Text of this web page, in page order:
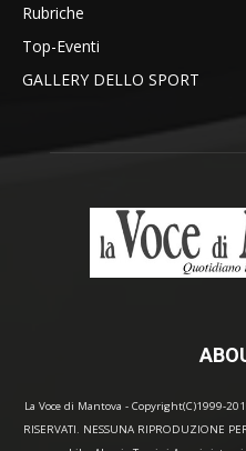
Rubriche
Top-Eventi
GALLERY DELLO SPORT
La Voce di Mantova - Copyright(C)1999-
RISERVATI. NESSUNA RIPRODUZIONE